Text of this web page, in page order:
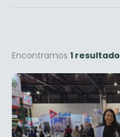
Encontramos 1 resultado